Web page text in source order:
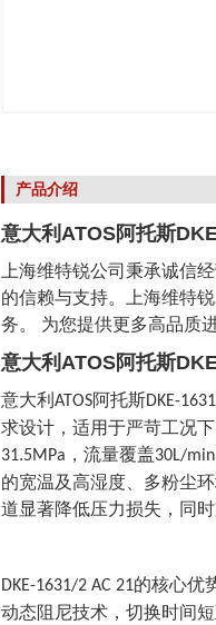
产品介绍
意大利ATOS阿托斯
上海维特锐公司秉承诚信
的信赖与支持。上海维特
务。 为您提供更多高品质
意大利ATOS阿托斯
意大利 ATOS阿托斯DKE-
求设计，适用于严苛工况
31.5MPa ，流量覆盖30L/min
的宽温及高湿度、多粉尘
道显著降低压力损失，同
DKE-1631/2 AC 21的核心优
动态阻尼技术，切换时间